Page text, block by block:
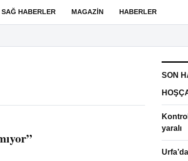
SAĞ HABERLER MAGAZIN HABERLER
SON
yaralı